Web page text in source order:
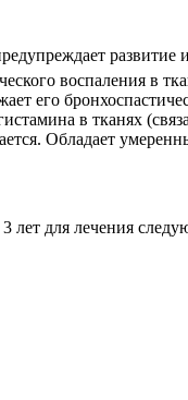
развитие
воспаления в
его
в тканях
Обладает
лет для лечения